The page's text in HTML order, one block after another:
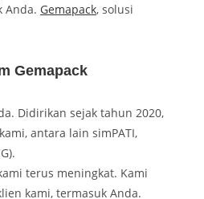
Anda. Gemapack, solusi
Gemapack
Didirikan sejak tahun 2020,
antara lain simPATI,
terus meningkat. Kami
kami, termasuk Anda.